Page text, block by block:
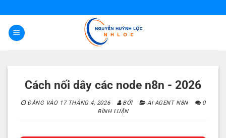
nội
dung
Cách nối dây các node n8n - 2026
ĐĂNG VÀO 17 THÁNG 4, 2026 BỞI AI AGENT N8N
0
BÌNH LUẬN